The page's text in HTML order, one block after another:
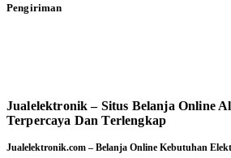
Pengiriman
Jualelektronik – Situs Belanja Online
Terpercaya Dan Terlengkap
Jualelektronik.com – Belanja Online Kebutuhan